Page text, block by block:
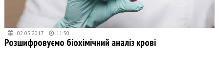
02.05.2017 11:30
Розшифровуємо біохімічний аналіз крові